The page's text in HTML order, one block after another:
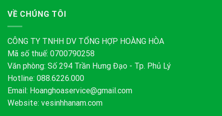
VỀ CHÚNG TÔI
CÔNG TY TNHH DV TỔNG HỢP HOÀNG HÒA
Mã số thuế: 0700790258
Văn phòng: Số 294 Trần Hưng Đạo - Tp. Phủ Lý
Hotline: 088.6226.000
Email: Hoanghoaservice@gmail.com
Website: vesinhhanam.com